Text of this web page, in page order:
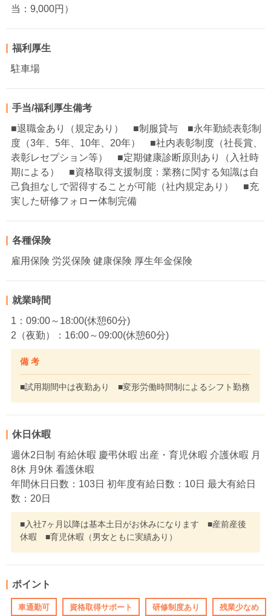
当：9,000円）
福利厚生
駐車場
手当/福利厚生備考
■退職金あり（規定あり） ■制服貸与 ■永年勤続表彰制
度（3年、5年、10年、20年） ■社内表彰制度（社長賞、
表彰レセプション等） ■定期健康診断原則あり（入社時
期による） ■資格取得支援制度：業務に関する知識は自
己負担なしで習得することが可能（社内規定あり） ■充
実した研修フォロー体制完備
各種保険
雇用保険 労災保険 健康保険 厚生年金保険
就業時間
1：09:00～18:00(休憩60分)
2（夜勤）：16:00～09:00(休憩60分)
備 考
■試用期間中は夜勤あり ■変形労働時間制によるシフト勤務
休日休暇
週休2日制 有給休暇 慶弔休暇 出産・育児休暇 介護休暇 月
8休 月9休 看護休暇
年間休日日数：103日 初年度有給日数：10日 最大有給日
数：20日
■入社7ヶ月以降は基本土日がお休みになります ■産前産後
休暇 ■育児休暇（男女ともに実績あり）
ポイント
車通勤可 資格取得サポート 研修制度あり 残業少なめ